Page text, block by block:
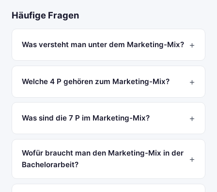
Häufige Fragen
Was versteht man unter dem Marketing-Mix?
Welche 4 P gehören zum Marketing-Mix?
Was sind die 7 P im Marketing-Mix?
Wofür braucht man den Marketing-Mix in der
Bachelorarbeit?